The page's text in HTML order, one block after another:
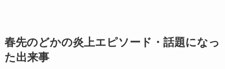
春先のどかの炎上エピソード・話題になっ
た出来事